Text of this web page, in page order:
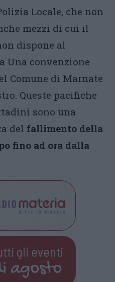
Locale, che non
mezzi di cui il
dispone al
Una convenzione
Comune di Marnate
Queste pacifiche
sono una
del fallimento della
fino ad ora dalla
gli eventi
agosto